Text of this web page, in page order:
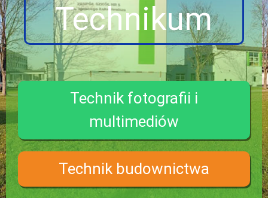
Technikum
Technik fotografii i
multimediów
Technik budownictwa